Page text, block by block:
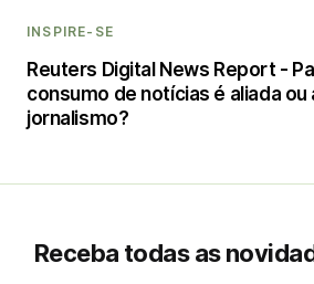
INSPIRE-SE
Reuters Digital News Report -
consumo de notícias é aliada ou
jornalismo?
Receba todas as